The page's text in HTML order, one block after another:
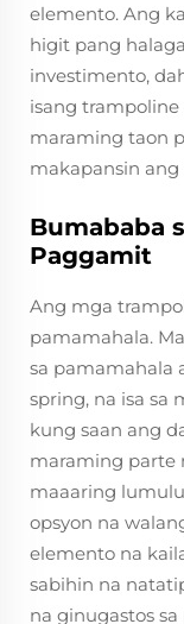
elemento. Ang
higit pang
investimento,
isang
maraming taon
makapansin
Bumababa
Paggamit
Ang mga
pamamahala.
sa pamamahala
spring, na isa sa
kung saan ang
maraming parte
maaaring
opsyon na
elemento na
sabihin na
na ginugastos